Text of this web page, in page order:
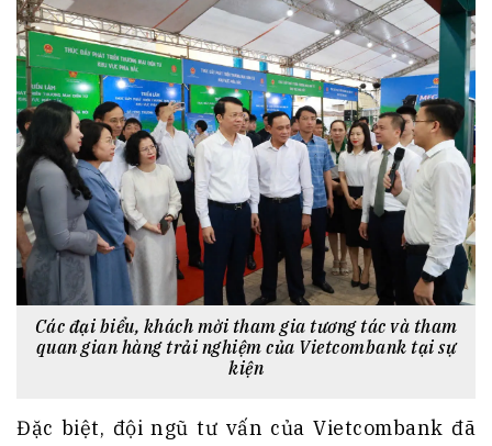
Các đại biểu, khách mời tham gia tương tác và tham
quan gian hàng trải nghiệm của Vietcombank tại sự
kiện
Đặc biệt, đội ngũ tư vấn của Vietcombank đã